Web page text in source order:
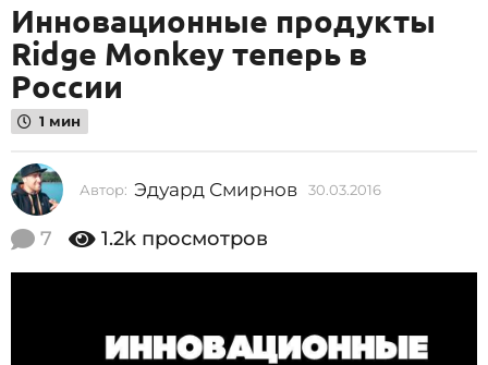
0
.
0
3
.
2
0
1
Инновационные продукты
Ridge Monkey теперь в
России
1 мин
Автор: Эдуард Смирнов 30.03.2016
7
0
2
7 1.2k просмотров